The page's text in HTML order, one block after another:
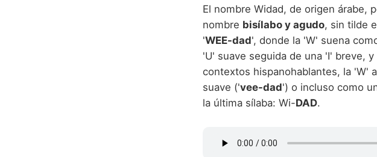
El nombre Widad, de origen árabe,
nombre bisílabo y agudo, sin tilde
'WEE-dad', donde la 'W' suena
'U' suave seguida de una 'I' breve,
contextos hispanohablantes, la 'W'
suave ('vee-dad') o incluso como
la última sílaba: Wi-DAD.